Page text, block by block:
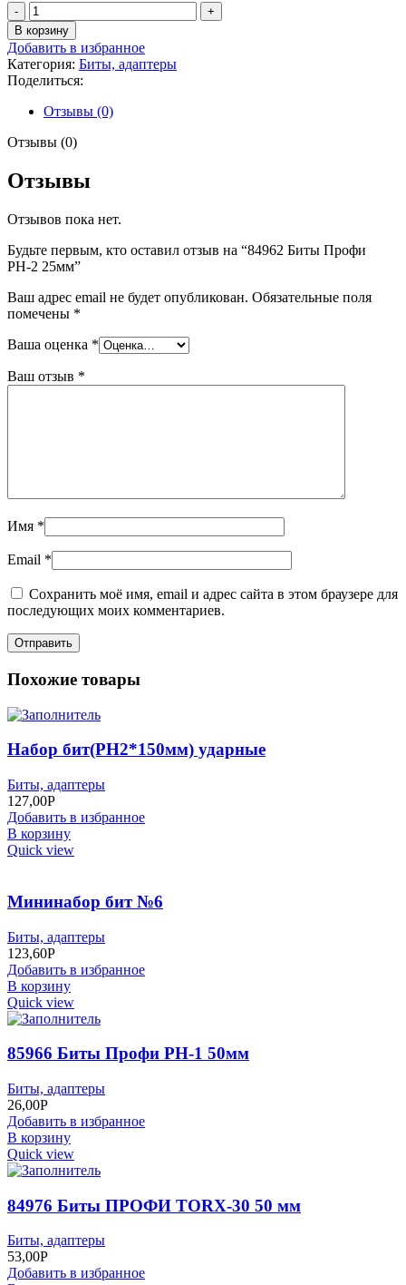
Количество
товара
84962
Биты
Профи
РН-2
25мм
В корзину
Добавить в избранное
Категория: Биты, адаптеры
Поделиться:
Отзывы (0)
Отзывы (0)
Отзывы
Отзывов пока нет.
Будьте первым, кто оставил отзыв на “84962 Биты Профи
РН-2 25мм”
Ваш адрес email не будет опубликован. Обязательные поля
помечены *
Ваша оценка *
Ваш отзыв *
Имя *
Email *
Сохранить моё имя, email и адрес сайта в этом браузере для
последующих моих комментариев.
Похожие товары
Набор бит(РН2*150мм) ударные
Биты, адаптеры
127,00Р
Добавить в избранное
В корзину
Quick view
Мининабор бит №6
Биты, адаптеры
123,60Р
Добавить в избранное
В корзину
Quick view
85966 Биты Профи РH-1 50мм
Биты, адаптеры
26,00Р
Добавить в избранное
В корзину
Quick view
84976 Биты ПРОФИ TORX-30 50 мм
Биты, адаптеры
53,00Р
Добавить в избранное